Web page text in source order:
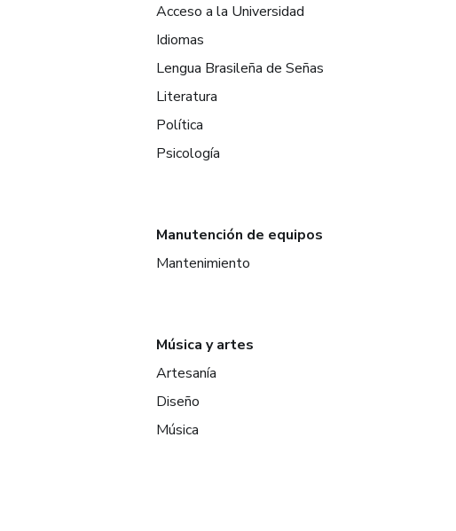
Acceso a la Universidad
Idiomas
Lengua Brasileña de Señas
Literatura
Política
Psicología
Manutención de equipos
Mantenimiento
Música y artes
Artesanía
Diseño
Música